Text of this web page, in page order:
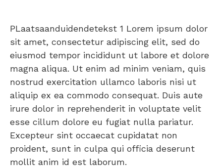
PLaatsaanduidendetekst 1 Lorem ipsum dolor
sit amet, consectetur adipiscing elit, sed do
eiusmod tempor incididunt ut labore et dolore
magna aliqua. Ut enim ad minim veniam, quis
nostrud exercitation ullamco laboris nisi ut
aliquip ex ea commodo consequat. Duis aute
irure dolor in reprehenderit in voluptate velit
esse cillum dolore eu fugiat nulla pariatur.
Excepteur sint occaecat cupidatat non
proident, sunt in culpa qui officia deserunt
mollit anim id est laborum.